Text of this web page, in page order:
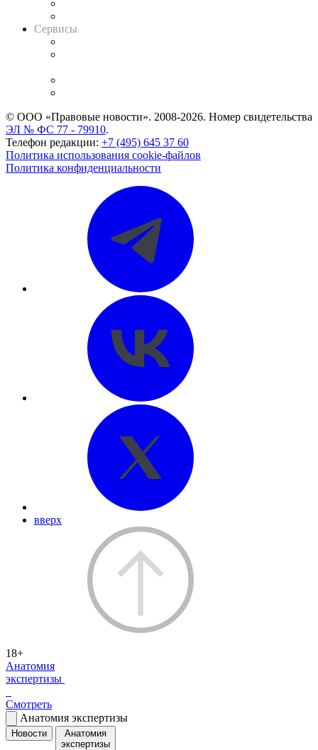
Сервисы
© ООО «Правовые новости». 2008-2026. Номер свидетельства
ЭЛ № ФС 77 - 79910.
Телефон редакции: +7 (495) 645 37 60
Политика использования cookie-файлов
Политика конфиденциальности
вверх
18+
Анатомия
экспертизы
Смотреть
Анатомия экспертизы
Новости
Анатомия
экспертизы